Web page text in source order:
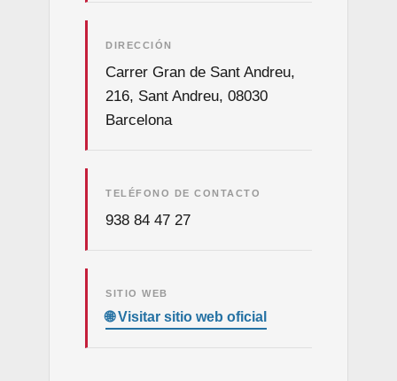
DIRECCIÓN
Carrer Gran de Sant Andreu,
216, Sant Andreu, 08030
Barcelona
TELÉFONO DE CONTACTO
938 84 47 27
SITIO WEB